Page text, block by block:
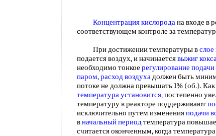
Концентрация кислородана входе в
соответствующем контроле за
При достижении температуры вслое
подается воздух, и начинаетсявыжиг
необходимо тонкое регулирование
паром,расход воздухадолжен быть
потоке не должна превышать 1% (об.). Как
температура установится, постепенно
температуру в реакторе поддерживают
исключительно путем измененияподачи
вначальный периодтемпература
считается оконченным, когда